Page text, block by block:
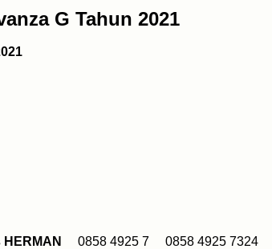
G Tahun 2021
HERMAN 0858 4925 7 0858 4925 7324